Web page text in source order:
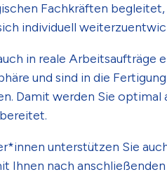
Fachkräften begleitet,
individuell
in reale Arbeitsaufträge
und sind in die
Damit werden Sie optimal
unterstützen Sie
Ihnen nach anschließenden